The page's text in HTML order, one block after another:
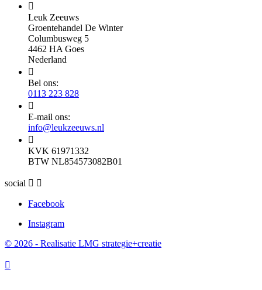

Leuk Zeeuws
Groentehandel De Winter
Columbusweg 5
4462 HA Goes
Nederland

Bel ons:
0113 223 828

E-mail ons:
info@leukzeeuws.nl

KVK 61971332
BTW NL854573082B01
social  
Facebook
Instagram
© 2026 - Realisatie LMG strategie+creatie
